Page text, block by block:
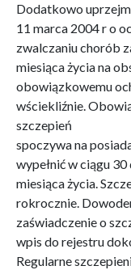
Dodatkowo
11 marca 2004 r o
zwalczaniu chorób
miesiąca życia na
obowiązkowemu
wściekliźnie.
szczepień
spoczywa na
wypełnić w ciągu
miesiąca życia.
rokrocznie.
zaświadczenie o
wpis do rejestru
Regularne